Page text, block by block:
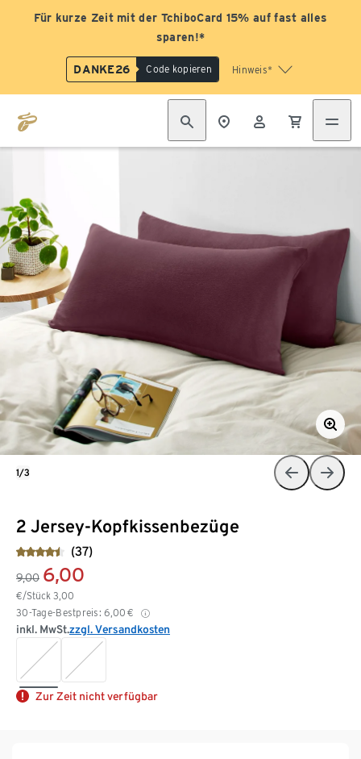
Für kurze Zeit mit der TchiboCard 15% auf fast alles
sparen!*
DANKE26 Code kopieren Hinweis*
2 Jersey-Kopfkissenbezüge
(37)
9,00 6,00
€/Stück 3,00
30-Tage-Bestpreis: 6,00 €
inkl. MwSt.zzgl. Versandkosten
Zur Zeit nicht verfügbar
1/3